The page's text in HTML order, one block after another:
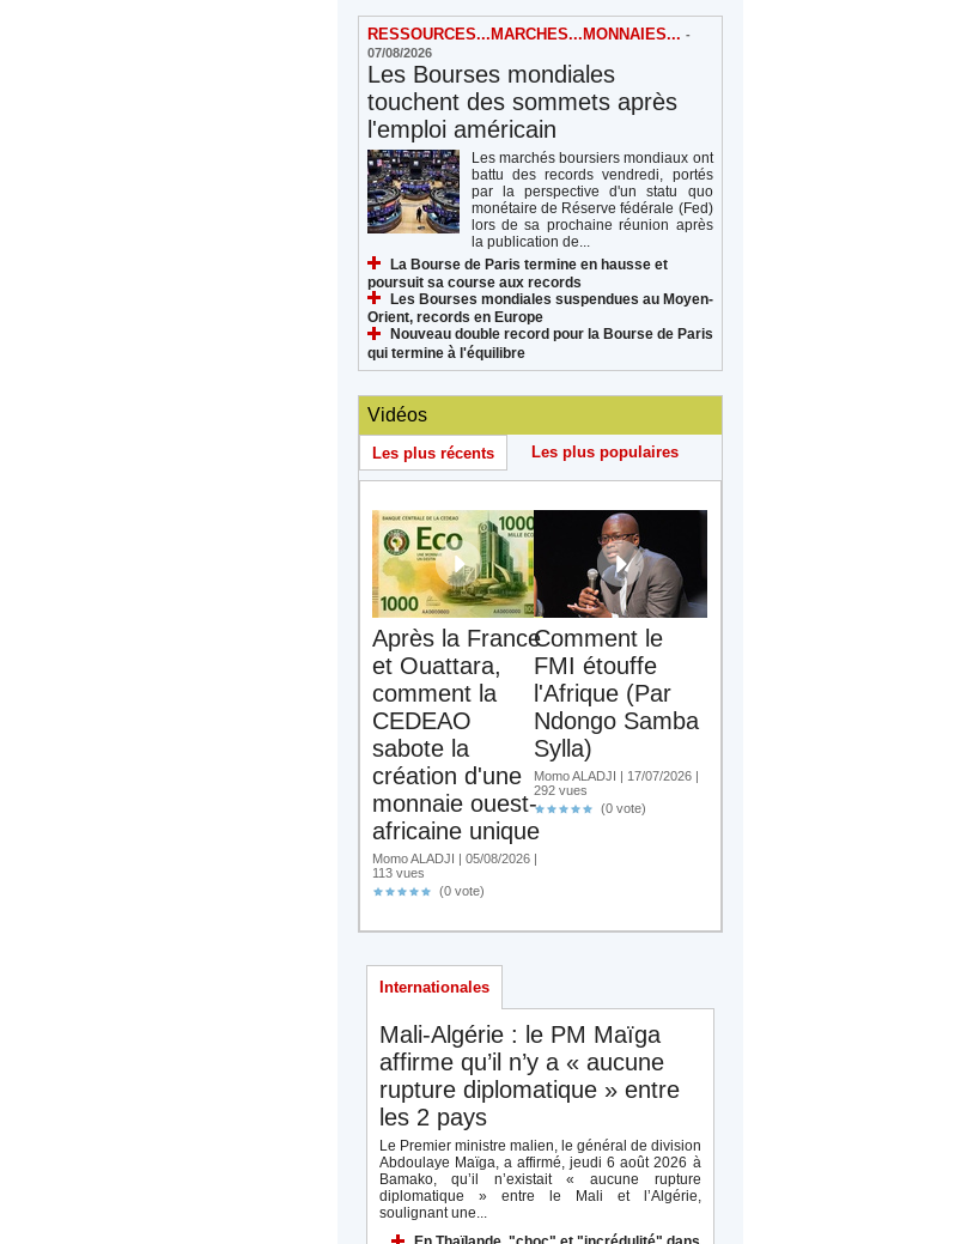
RESSOURCES...MARCHES...MONNAIES... -
07/08/2026
Les Bourses mondiales
touchent des sommets après
l'emploi américain
Les marchés boursiers mondiaux ont
battu des records vendredi, portés
par la perspective d'un statu quo
monétaire de Réserve fédérale (Fed)
lors de sa prochaine réunion après
la publication de...
La Bourse de Paris termine en hausse et
poursuit sa course aux records
Les Bourses mondiales suspendues au Moyen-
Orient, records en Europe
Nouveau double record pour la Bourse de Paris
qui termine à l'équilibre
Vidéos
Les plus récents Les plus populaires
Après la France
et Ouattara,
comment la
CEDEAO
sabote la
création d'une
monnaie ouest-
africaine unique
Momo ALADJI | 05/08/2026 |
113 vues
(0 vote)
Comment le
FMI étouffe
l'Afrique (Par
Ndongo Samba
Sylla)
Momo ALADJI | 17/07/2026 |
292 vues
(0 vote)
Internationales
Mali-Algérie : le PM Maïga
affirme qu’il n’y a « aucune
rupture diplomatique » entre
les 2 pays
Le Premier ministre malien, le général de division
Abdoulaye Maïga, a affirmé, jeudi 6 août 2026 à
Bamako, qu’il n’existait « aucune rupture
diplomatique » entre le Mali et l’Algérie,
soulignant une...